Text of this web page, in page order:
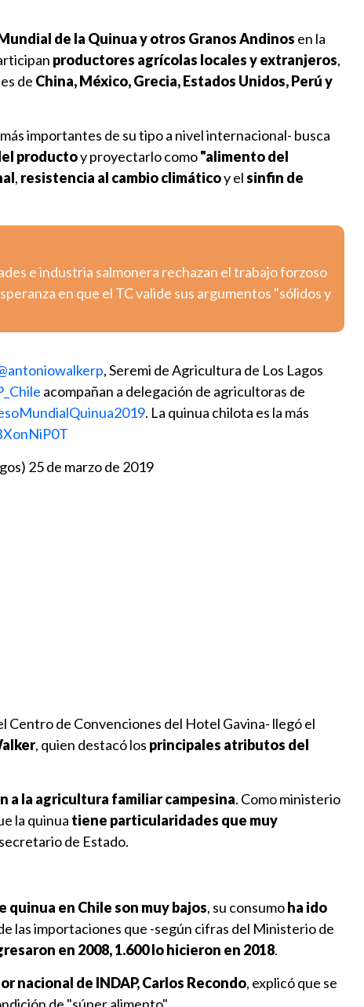
de la Quinua y otros Granos Andinos en la
productores agrícolas locales y extranjeros,
de China, México, Grecia, Estados Unidos, Perú y
importantes de su tipo a nivel internacional- busca
productoy proyectarlo como"alimento del
, resistencia al cambio climáticoy elsinfin de
e industria salmonera rechazan el trabajo forzoso
en que el TC valide sus argumentos "sólidos y
, Seremi de Agricultura de Los Lagos
acompañan a delegación de agricultoras de
. La quinua chilota es la más
25 de marzo de 2019
Centro de Convenciones del Hotel Gavina- llegó el
, quien destacó los principales atributos del
a la agricultura familiar campesina. Como ministerio
la quinua tiene particularidades que muy
de Estado.
quinua en Chile son muy bajos, su consumoha ido
las importaciones que -según cifras del Ministerio de
en 2008, 1.600 lo hicieron en 2018.
nacional de INDAP, Carlos Recondo, explicó que se